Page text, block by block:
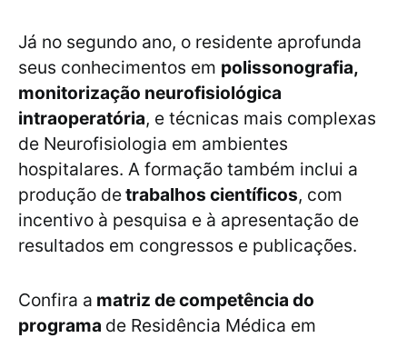
Já no segundo ano, o residente aprofunda
seus conhecimentos em polissonografia,
monitorização neurofisiológica
intraoperatória, e técnicas mais complexas
de Neurofisiologia em ambientes
hospitalares. A formação também inclui a
produção detrabalhos científicos, com
incentivo à pesquisa e à apresentação de
resultados em congressos e publicações.
Confira a matriz de competência do
programa de Residência Médica em